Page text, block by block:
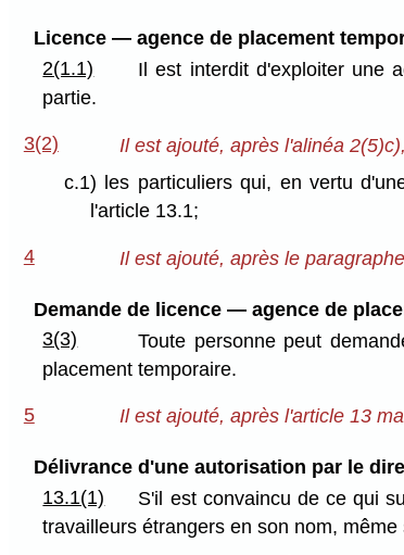
Licence — agence de placement
2(1.1)
Il est interdit d'exploiter une
partie.
3(2)
Il est ajouté, après l'alinéa
c.1) les particuliers qui, en vertu
l'article 13.1;
4 Il est ajouté, après le
Demande de licence — agence de
3(3)
Toute personne peut
placement temporaire.
5 Il est ajouté, après l'article 13
Délivrance d'une autorisation par le
13.1(1)
S'il est convaincu de ce qui
travailleurs étrangers en son nom,